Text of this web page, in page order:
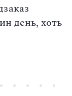
день, хоть